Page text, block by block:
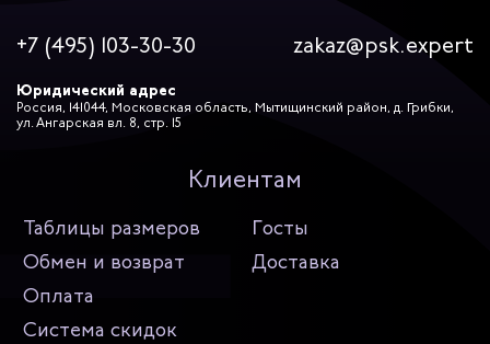
+7 (495) 103-30-30 zakaz@psk.expert
Юридический адрес
Россия, 141044, Московская область, Мытищинский район, д. Грибки,
ул. Ангарская вл. 8, стр. 15
Клиентам
Таблицы размеров
Госты
Обмен и возврат
Доставка
Оплата
Система скидок